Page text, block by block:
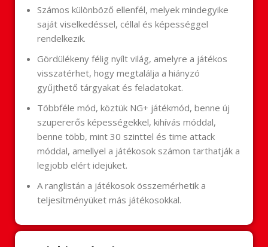
Számos különböző ellenfél, melyek mindegyike
saját viselkedéssel, céllal és képességgel
rendelkezik.
Gördülékeny félig nyílt világ, amelyre a játékos
visszatérhet, hogy megtalálja a hiányzó
gyűjthető tárgyakat és feladatokat.
Többféle mód, köztük NG+ játékmód, benne új
szupererős képességekkel, kihívás móddal,
benne több, mint 30 szinttel és time attack
móddal, amellyel a játékosok számon tarthatják a
legjobb elért idejüket.
A ranglistán a játékosok összemérhetik a
teljesítményüket más játékosokkal.